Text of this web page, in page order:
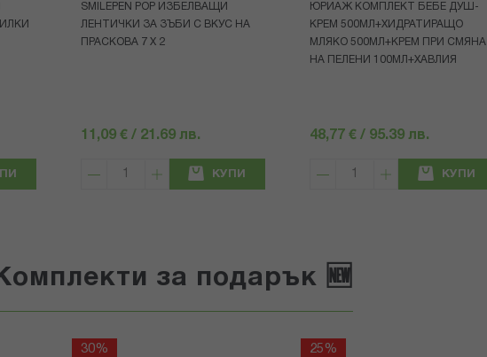
SMILEPEN POP ИЗБЕЛВАЩИ
ЛЕНТИЧКИ ЗА ЗЪБИ С ВКУС НА
ПРАСКОВА 7 Х 2
11,09 € / 21.69 лв.
КУПИ
ЮРИАЖ КОМПЛЕКТ БЕБЕ ДУШ-
КРЕМ 500МЛ+ХИДРАТИРАЩО
МЛЯКО 500МЛ+КРЕМ ПРИ СМЯНА
НА ПЕЛЕНИ 100МЛ+ХАВЛИЯ
48,77 € / 95.39 лв.
КУПИ
за подарък 🆕
30%
25%